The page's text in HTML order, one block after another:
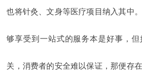
也将针灸、文身等医疗项目纳入其中
够享受到一站式的服务本是好事，
关，消费者的安全难以保证，那便存